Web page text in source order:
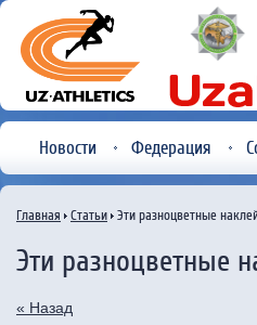
Новости Федерация
Главная Статьи Эти разноцветные
Эти разноцветные
« Назад